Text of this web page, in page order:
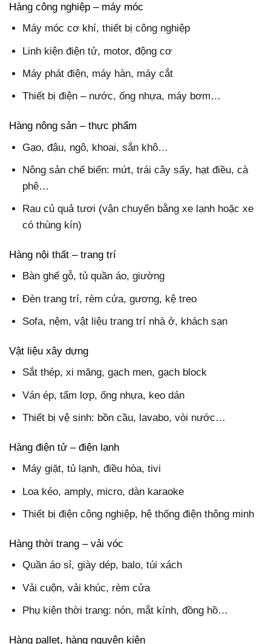
Hàng công nghiệp – máy móc
Máy móc cơ khí, thiết bị công nghiệp
Linh kiện điện tử, motor, động cơ
Máy phát điện, máy hàn, máy cắt
Thiết bị điện – nước, ống nhựa, máy bơm…
Hàng nông sản – thực phẩm
Gạo, đậu, ngô, khoai, sắn khô…
Nông sản chế biến: mứt, trái cây sấy, hạt điều, cà
phê…
Rau củ quả tươi (vận chuyển bằng xe lạnh hoặc xe
có thùng kín)
Hàng nội thất – trang trí
Bàn ghế gỗ, tủ quần áo, giường
Đèn trang trí, rèm cửa, gương, kệ treo
Sofa, nệm, vật liệu trang trí nhà ở, khách sạn
Vật liệu xây dựng
Sắt thép, xi măng, gạch men, gạch block
Ván ép, tấm lợp, ống nhựa, keo dán
Thiết bị vệ sinh: bồn cầu, lavabo, vòi nước…
Hàng điện tử – điện lạnh
Máy giặt, tủ lạnh, điều hòa, tivi
Loa kéo, amply, micro, dàn karaoke
Thiết bị điện công nghiệp, hệ thống điện thông minh
Hàng thời trang – vải vóc
Quần áo sỉ, giày dép, balo, túi xách
Vải cuộn, vải khúc, rèm cửa
Phụ kiện thời trang: nón, mắt kính, đồng hồ…
Hàng pallet, hàng nguyên kiện